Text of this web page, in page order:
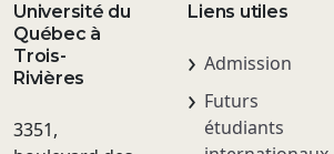
Université du
Québec à
Trois-
Rivières
3351,
Liens utiles
Admission
Futurs
étudiants